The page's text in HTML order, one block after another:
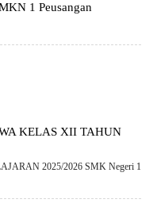
1 Peusangan
KELAS XII TAHUN
2025/2026 SMK Negeri 1